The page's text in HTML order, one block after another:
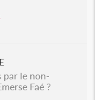
par le non-
Faé ?